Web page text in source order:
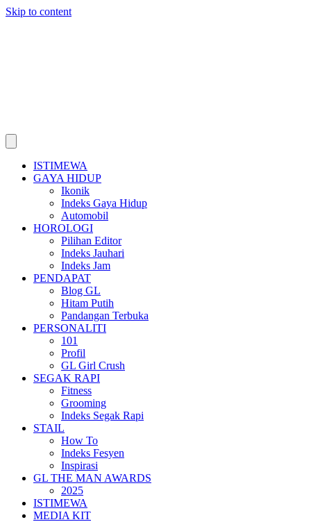
Skip to content
ISTIMEWA
GAYA HIDUP
Ikonik
Indeks Gaya Hidup
Automobil
HOROLOGI
Pilihan Editor
Indeks Jauhari
Indeks Jam
PENDAPAT
Blog GL
Hitam Putih
Pandangan Terbuka
PERSONALITI
101
Profil
GL Girl Crush
SEGAK RAPI
Fitness
Grooming
Indeks Segak Rapi
STAIL
How To
Indeks Fesyen
Inspirasi
GL THE MAN AWARDS
2025
ISTIMEWA
MEDIA KIT